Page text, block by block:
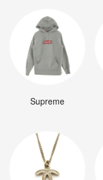
Supreme